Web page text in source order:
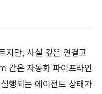
지만, 사실 깊은 연결고
은 자동화 파이프라인
행되는 에이전트 상태가